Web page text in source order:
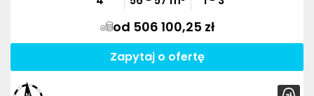
od 506 100,25 zł
Zapytaj o ofertę